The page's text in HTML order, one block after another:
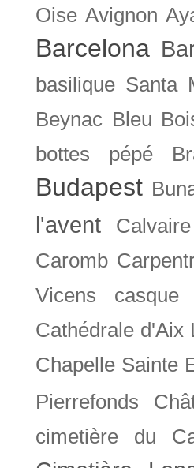
Oise Avignon
Barcelona
basilique Santa
Beynac Bleu
bottes pépé
Budapest
l'avent Calvaire
Caromb
Vicens casque
Cathédrale d'Aix
Chapelle Sainte
Pierrefonds
cimetière du